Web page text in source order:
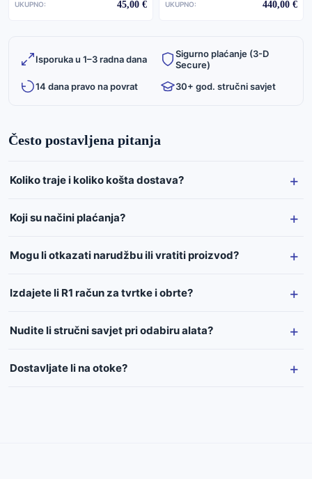
UKUPNO: 45,00 € UKUPNO: 440,00 €
Isporuka u 1–3 radna dana
Sigurno plaćanje (3-D
Secure)
14 dana pravo na povrat
30+ god. stručni savjet
Često postavljena pitanja
Koliko traje i koliko košta dostava?
Koji su načini plaćanja?
Mogu li otkazati narudžbu ili vratiti proizvod?
Izdajete li R1 račun za tvrtke i obrte?
Nudite li stručni savjet pri odabiru alata?
Dostavljate li na otoke?